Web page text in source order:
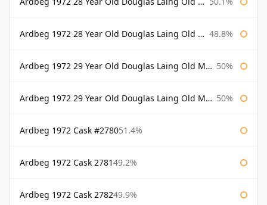
Ardbeg 1972 28 Year Old Douglas Laing Old Malt Cask Bottled 2001 48.8%
Ardbeg 1972 29 Year Old Douglas Laing Old Malt Cask 50%
Ardbeg 1972 29 Year Old Douglas Laing Old Malt Cask Bottled 2001 50%
Ardbeg 1972 Cask #278051.4%
Ardbeg 1972 Cask 278149.2%
Ardbeg 1972 Cask 278249.9%